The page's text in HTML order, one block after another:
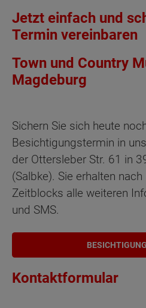
Jetzt einfach und
Termin vereinbaren
Town und Country
Magdeburg
Sichern Sie sich heute
Besichtigungstermin in
der Ottersleber Str. 61 in
(Salbke). Sie erhalten
Zeitblocks alle weiteren
und SMS.
Kontaktformular